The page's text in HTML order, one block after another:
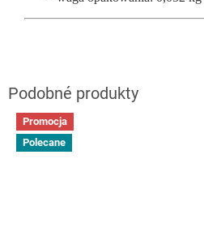
Promocja
Polecane